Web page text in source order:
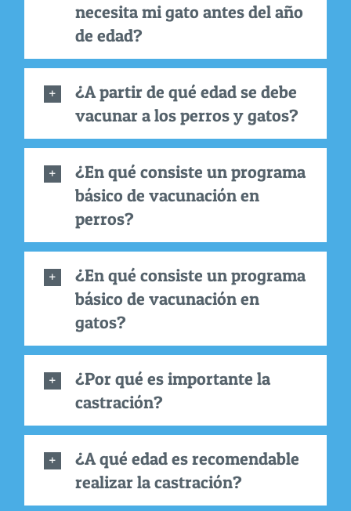
necesita mi gato antes del año
de edad?
¿A partir de qué edad se debe
vacunar a los perros y gatos?
¿En qué consiste un programa
básico de vacunación en
perros?
¿En qué consiste un programa
básico de vacunación en
gatos?
¿Por qué es importante la
castración?
¿A qué edad es recomendable
realizar la castración?